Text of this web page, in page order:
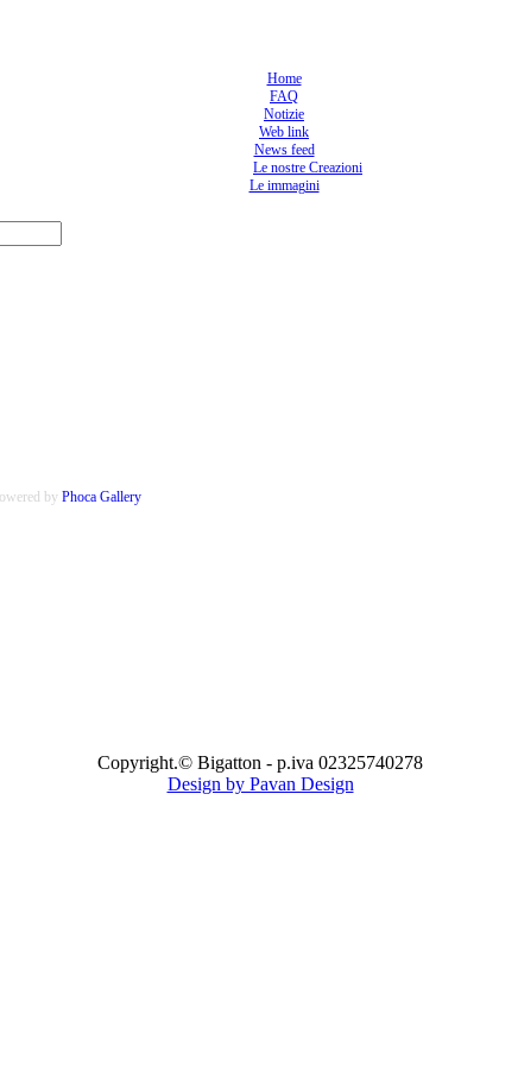
Home
FAQ
Notizie
Web link
News feed
Le nostre Creazioni
Le immagini
by Phoca Gallery
Copyright.© Bigatton - p.iva 02325740278
Design by Pavan Design